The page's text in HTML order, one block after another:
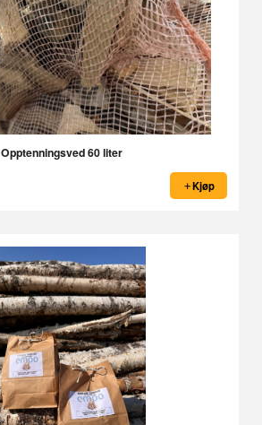
Opptenningsved 60 liter
Kjøp